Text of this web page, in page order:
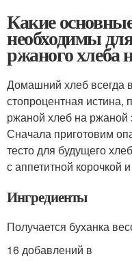
Какие
необходимы
ржаного хлеба
Домашний хлеб всегда
стопроцентная истина,
ржаной хлеб на ржаной
Сначала приготовим
тесто для будущего
с аппетитной
Ингредиенты
Получается буханка
16 добавлений в